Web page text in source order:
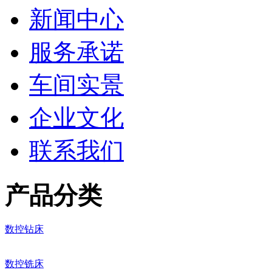
新闻中心
服务承诺
车间实景
企业文化
联系我们
产品分类
数控钻床
数控铣床